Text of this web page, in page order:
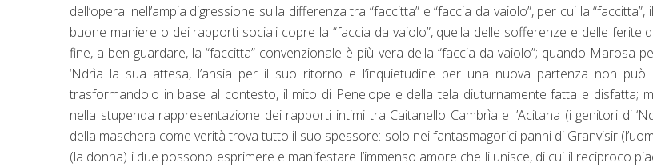
dell’opera: nell’ampia digressione sulla differenza tra “faccitta” e “faccia da vaiolo”, per cui la
buone maniere o dei rapporti sociali copre la “faccia da vaiolo”, quella delle sofferenze e delle ferite
fine, a ben guardare, la “faccitta” convenzionale è più vera della “faccia da vaiolo”; quando Marosa
‘Ndrìa la sua attesa, l’ansia per il suo ritorno e l’inquietudine per una nuova partenza non può
trasformandolo in base al contesto, il mito di Penelope e della tela diuturnamente fatta e disfatta;
nella stupenda rappresentazione dei rapporti intimi tra Caitanello Cambrìa e l’Acitana (i genitori di
della maschera come verità trova tutto il suo spessore: solo nei fantasmagorici panni di Granvisir
(la donna) i due possono esprimere e manifestare l’immenso amore che li unisce, di cui il reciproco